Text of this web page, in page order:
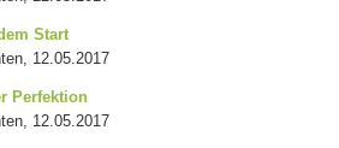
Start
12.05.2017
Perfektion
12.05.2017